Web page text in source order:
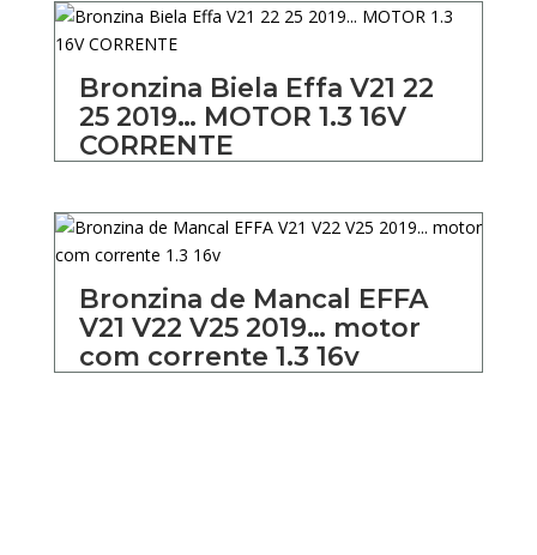
Bronzina Biela Effa V21 22
25 2019… MOTOR 1.3 16V
CORRENTE
Bronzina de Mancal EFFA
V21 V22 V25 2019… motor
com corrente 1.3 16v